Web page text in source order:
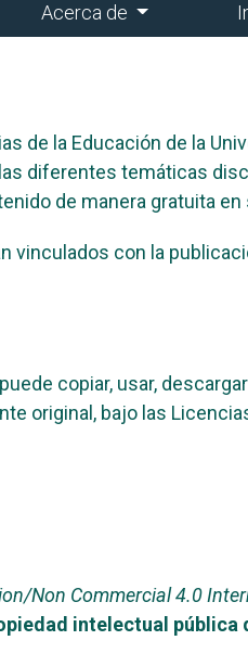
Acerca de
de la Educación de la
diferentes temáticas
de manera gratuita
vinculados con la
puede copiar, usar,
original, bajo las
Non Commercial 4.0
intelectual pública